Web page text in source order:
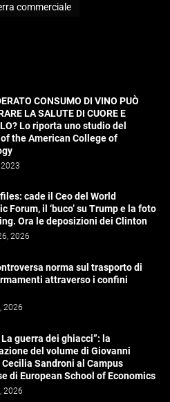
commerciale
CONSUMO DI VINO PUÒ
LA SALUTE DI CUORE E
Lo riporta uno studio del
the American College of
cade il Ceo del World
Forum, il ‘buco’ su Trump e la foto
Ora le deposizioni dei Clinton
2026
norma sul trasporto di
attraverso i confini
2026
guerra dei ghiacci”: la
del volume di Giovanni
Sandroni al Campus
di European School of Economics
2026